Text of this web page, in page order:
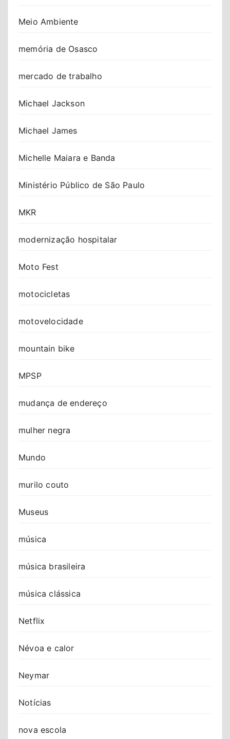
Meio Ambiente
memória de Osasco
mercado de trabalho
Michael Jackson
Michael James
Michelle Maiara e Banda
Ministério Público de São Paulo
MKR
modernização hospitalar
Moto Fest
motocicletas
motovelocidade
mountain bike
MPSP
mudança de endereço
mulher negra
Mundo
murilo couto
Museus
música
música brasileira
música clássica
Netflix
Névoa e calor
Neymar
Notícias
nova escola